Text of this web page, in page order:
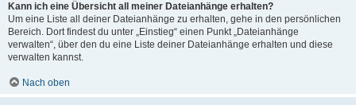
Kann ich eine Übersicht all meiner Dateianhänge erhalten?
Um eine Liste all deiner Dateianhänge zu erhalten, gehe in den persönlichen
Bereich. Dort findest du unter „Einstieg“ einen Punkt „Dateianhänge
verwalten“, über den du eine Liste deiner Dateianhänge erhalten und diese
verwalten kannst.
Nach oben